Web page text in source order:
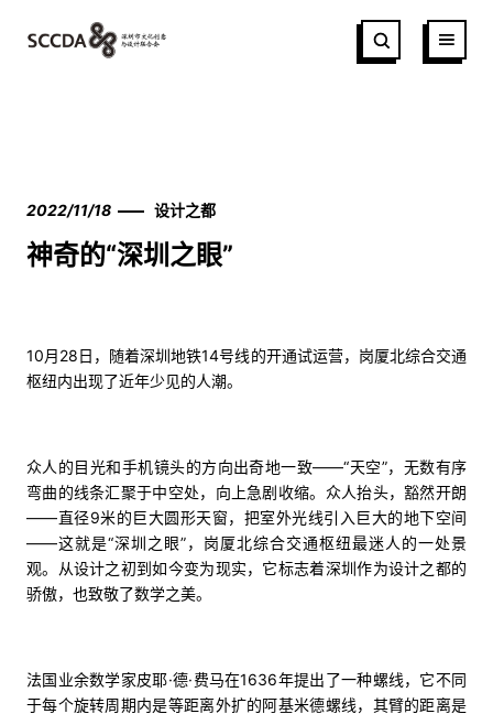
2022/11/18 设计之都
神奇的“深圳之眼”
10月28日，随着深圳地铁14号线的开通试运营，岗厦北综合交通
枢纽内出现了近年少见的人潮。
众人的目光和手机镜头的方向出奇地一致——“天空”，无数有序
弯曲的线条汇聚于中空处，向上急剧收缩。众人抬头，豁然开朗
——直径9米的巨大圆形天窗，把室外光线引入巨大的地下空间
——这就是“深圳之眼”，岗厦北综合交通枢纽最迷人的一处景
观。从设计之初到如今变为现实，它标志着深圳作为设计之都的
骄傲，也致敬了数学之美。
法国业余数学家皮耶·德·费马在1636年提出了一种螺线，它不同
于每个旋转周期内是等距离外扩的阿基米德螺线，其臂的距离是